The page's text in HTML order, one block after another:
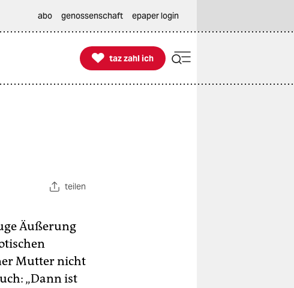
abo genossenschaft epaper login

taz zahl ich
taz zahl ich
teilen
Äußerung
Mutter nicht
„Dann ist